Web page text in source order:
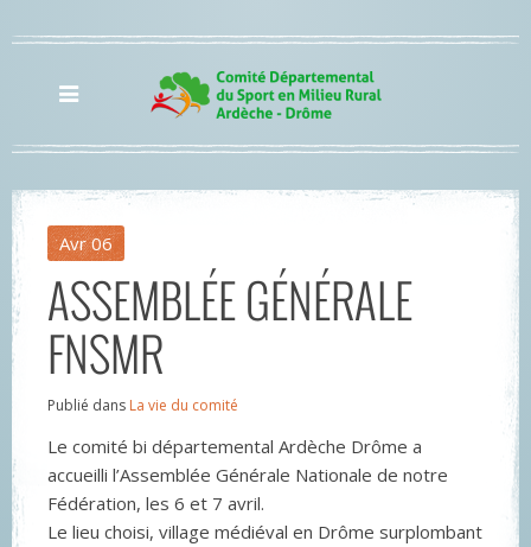
Avr 06
ASSEMBLÉE GÉNÉRALE
FNSMR
Publié dans La vie du comité
Le comité bi départemental Ardèche Drôme a
accueilli l’Assemblée Générale Nationale de notre
Fédération, les 6 et 7 avril.
Le lieu choisi, village médiéval en Drôme surplombant